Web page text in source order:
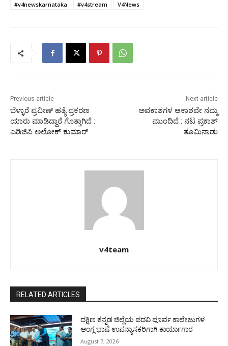
#v4newskarnataka
#v4stream V4News
Previous article
ಬೆಳ್ಳಾರೆ ಪ್ರವೀಣ್ ಹತ್ಯೆ ಪ್ರಕರಣ
ಯಾರು ಮಾಡಿದ್ದಾರೆ ಗೊತ್ತಾಗಿದೆ :
ಎಡಿಜಿಪಿ ಅಲೋಕ್ ಕುಮಾರ್
Next article
ಅವಕಾಶಗಳ ಆಕಾಶವೇ ನಮ್ಮ
ಮುಂದಿದೆ : ನಟ ಪ್ರಕಾಶ್
ತೂಮಿನಾಡು
v4team
RELATED ARTICLES
ದಕ್ಷಿಣ ಕನ್ನಡ ಜಿಲ್ಲೆಯ ಪದವಿ ಪೂರ್ವ ಕಾಲೇಜುಗಳ
ಆಂಗ್ಲ ಭಾಷೆ ಉಪನ್ಯಾಸಕರಿಗಾಗಿ ಕಾರ್ಯಾಗಾರ
August 7, 2026